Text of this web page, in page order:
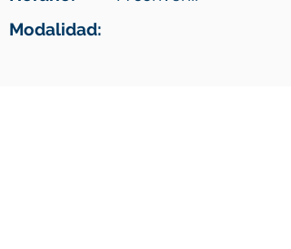
Modalidad: